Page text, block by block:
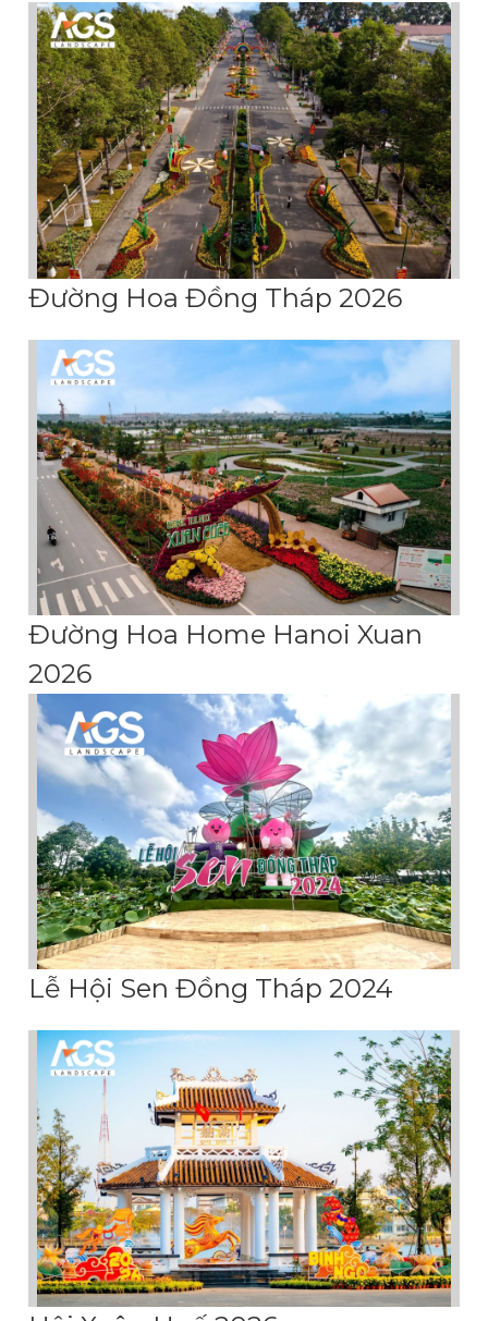
Đường Hoa Đồng Tháp 2026
Đường Hoa Home Hanoi Xuan
2026
Lễ Hội Sen Đồng Tháp 2024